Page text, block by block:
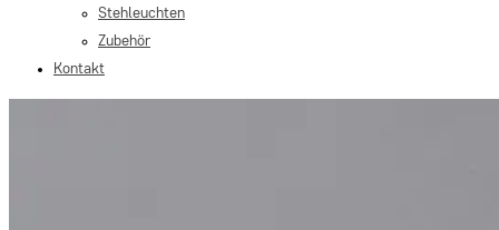
Stehleuchten
Zubehör
Kontakt